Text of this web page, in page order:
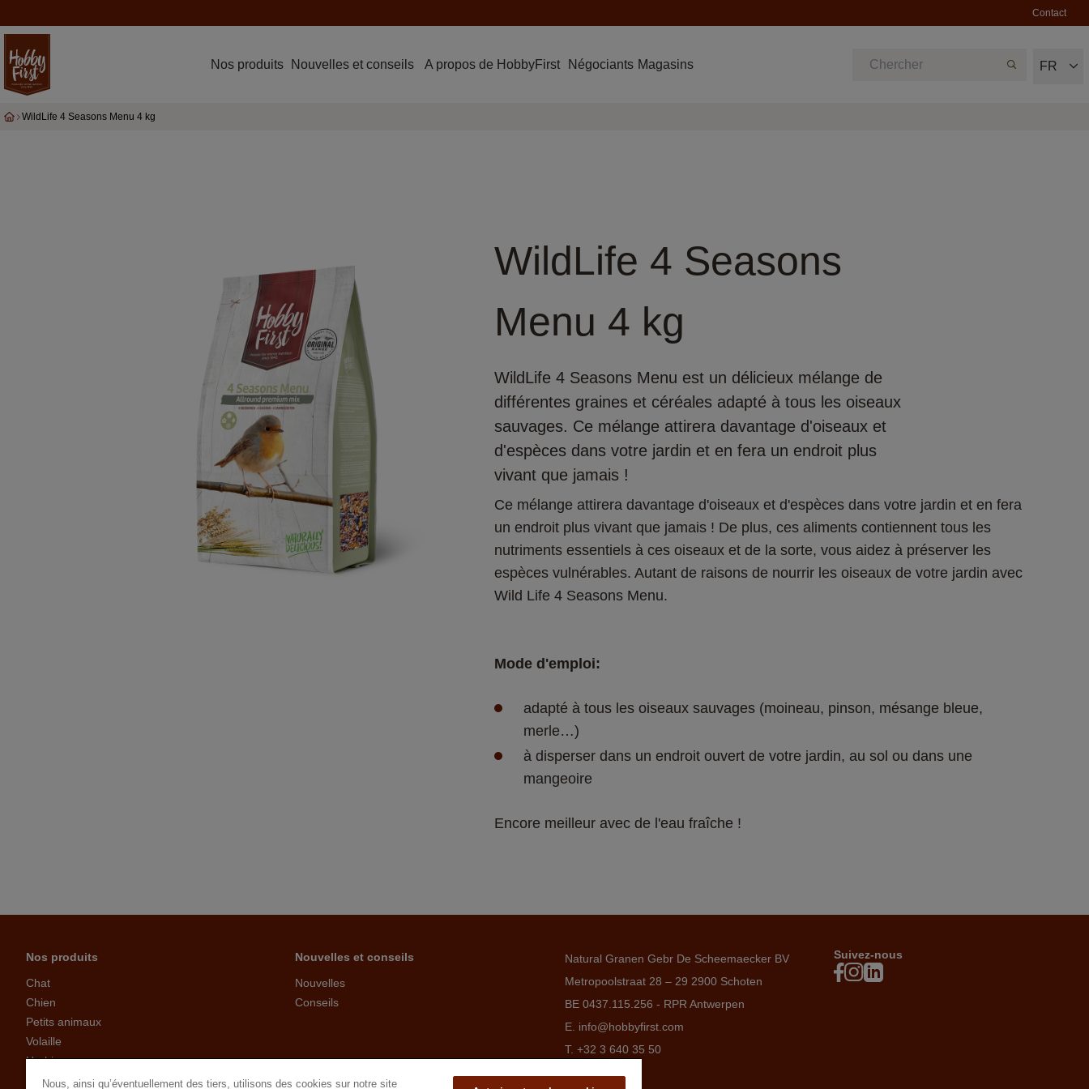
Contact
Nos produits Nouvelles et conseils A propos de HobbyFirst Négociants Magasins FR
WildLife 4 Seasons Menu 4 kg
WildLife 4 Seasons
Menu 4 kg
WildLife 4 Seasons Menu est un délicieux mélange de
différentes graines et céréales adapté à tous les oiseaux
sauvages. Ce mélange attirera davantage d'oiseaux et
d'espèces dans votre jardin et en fera un endroit plus
vivant que jamais !
Ce mélange attirera davantage d'oiseaux et d'espèces dans votre jardin et en fera
un endroit plus vivant que jamais ! De plus, ces aliments contiennent tous les
nutriments essentiels à ces oiseaux et de la sorte, vous aidez à préserver les
espèces vulnérables. Autant de raisons de nourrir les oiseaux de votre jardin avec
Wild Life 4 Seasons Menu.
Mode d'emploi:
adapté à tous les oiseaux sauvages (moineau, pinson, mésange bleue,
merle…)
à disperser dans un endroit ouvert de votre jardin, au sol ou dans une
mangeoire
Encore meilleur avec de l'eau fraîche !
Nos produits
Chat
Chien
Petits animaux
Volaille
Herbivores
Oiseaux
Nouvelles et conseils
Nouvelles
Conseils
Natural Granen Gebr De Scheemaecker BV
Metropoolstraat 28 – 29 2900 Schoten
BE 0437.115.256 - RPR Antwerpen
E. info@hobbyfirst.com
T. +32 3 640 35 50
Suivez-nous
Nous, ainsi qu’éventuellement des tiers, utilisons des cookies sur notre site